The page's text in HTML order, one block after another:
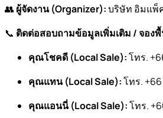
👥 ผู้จัดงาน (Organizer):บริษัท อิมแพ็
📞 ติดต่อสอบถามข้อมูลเพิ่มเติม / จอง
คุณโชคดี (Local Sale):โทร.
คุณแทน (Local Sale):โทร.
คุณแอนนี่ (Local Sale):โทร.